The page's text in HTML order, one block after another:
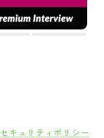
セキュリティポリシー